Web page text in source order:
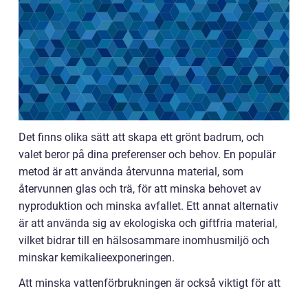
Det finns olika sätt att skapa ett grönt badrum, och
valet beror på dina preferenser och behov. En populär
metod är att använda återvunna material, som
återvunnen glas och trä, för att minska behovet av
nyproduktion och minska avfallet. Ett annat alternativ
är att använda sig av ekologiska och giftfria material,
vilket bidrar till en hälsosammare inomhusmiljö och
minskar kemikalieexponeringen.
Att minska vattenförbrukningen är också viktigt för att